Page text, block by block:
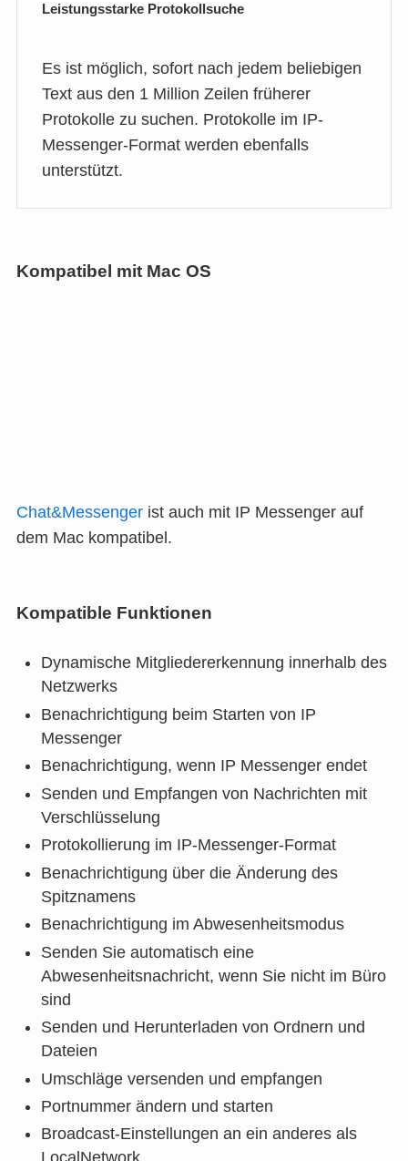
Leistungsstarke Protokollsuche
Es ist möglich, sofort nach jedem beliebigen
Text aus den 1 Million Zeilen früherer
Protokolle zu suchen. Protokolle im IP-
Messenger-Format werden ebenfalls
unterstützt.
Kompatibel mit Mac OS
Chat&Messengerist auch mit IP Messenger auf
dem Mac kompatibel.
Kompatible Funktionen
Dynamische Mitgliedererkennung innerhalb des
Netzwerks
Benachrichtigung beim Starten von IP
Messenger
Benachrichtigung, wenn IP Messenger endet
Senden und Empfangen von Nachrichten mit
Verschlüsselung
Protokollierung im IP-Messenger-Format
Benachrichtigung über die Änderung des
Spitznamens
Benachrichtigung im Abwesenheitsmodus
Senden Sie automatisch eine
Abwesenheitsnachricht, wenn Sie nicht im Büro
sind
Senden und Herunterladen von Ordnern und
Dateien
Umschläge versenden und empfangen
Portnummer ändern und starten
Broadcast-Einstellungen an ein anderes als